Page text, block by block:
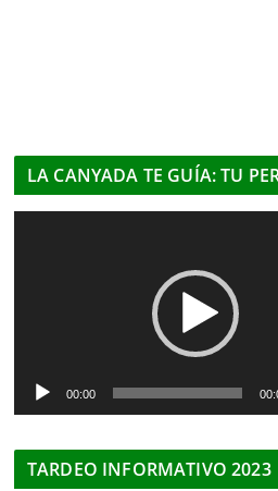
LA CANYADA TE GUÍA: TU
c
00:00
TARDEO INFORMATIVO 2023